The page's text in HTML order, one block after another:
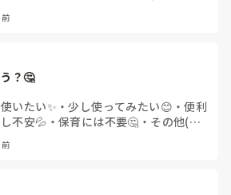
(コメントで教えてください)
？🤔
いたい✨ ・少し使ってみたい😊 ・便利
不安💦 ・ 保育には不要🤔 ・ その他(コ
てください)